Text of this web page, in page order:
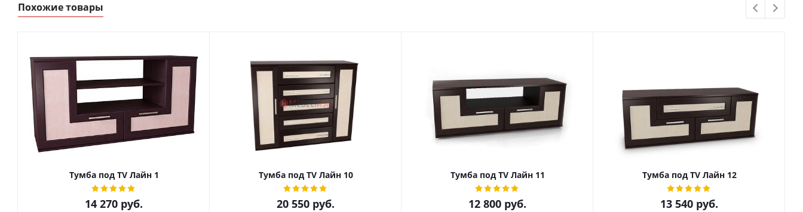
Похожие товары
Тумба под ТV Лайн 1
14 270 руб.
Тумба под ТV Лайн 10
20 550 руб.
Тумба под ТV Лайн 11
12 800 руб.
Тумба под ТV Лайн 12
13 540 руб.